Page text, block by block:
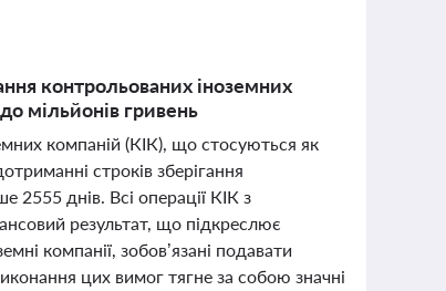
контрольованих іноземних
мільйонів гривень
компаній (КІК), що стосуються як
строків зберігання
2555 днів. Всі операції КІК з
результат, що підкреслює
компанії, зобов’язані подавати
цих вимог тягне за собою значні